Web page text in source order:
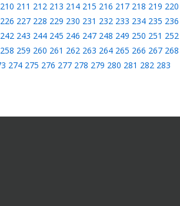
210 211 212 213 214 215 216 217 218 219 220
226 227 228 229 230 231 232 233 234 235 236
242 243 244 245 246 247 248 249 250 251 252
258 259 260 261 262 263 264 265 266 267 268
274 275 276 277 278 279 280 281 282 283